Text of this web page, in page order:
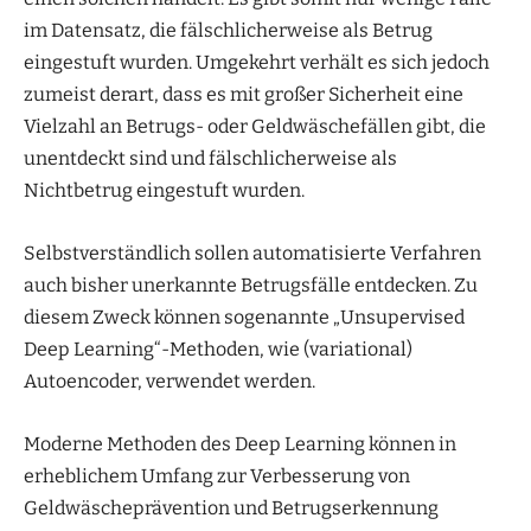
im Datensatz, die fälschlicherweise als Betrug
eingestuft wurden. Umgekehrt verhält es sich jedoch
zumeist derart, dass es mit großer Sicherheit eine
Vielzahl an Betrugs- oder Geldwäschefällen gibt, die
unentdeckt sind und fälschlicherweise als
Nichtbetrug eingestuft wurden.
Selbstverständlich sollen automatisierte Verfahren
auch bisher unerkannte Betrugsfälle entdecken. Zu
diesem Zweck können sogenannte „Unsupervised
Deep Learning“-Methoden, wie (variational)
Autoencoder, verwendet werden.
Moderne Methoden des Deep Learning können in
erheblichem Umfang zur Verbesserung von
Geldwäscheprävention und Betrugserkennung